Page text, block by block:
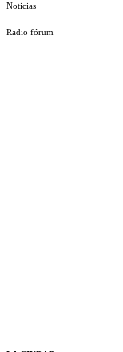
Noticias
Radio fórum